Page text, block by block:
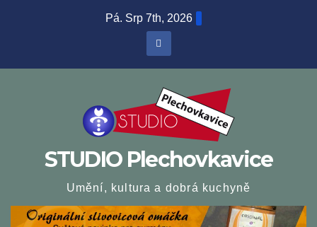
Pá. Srp 7th, 2026
STUDIO Plechovkavice
Umění, kultura a dobrá kuchyně